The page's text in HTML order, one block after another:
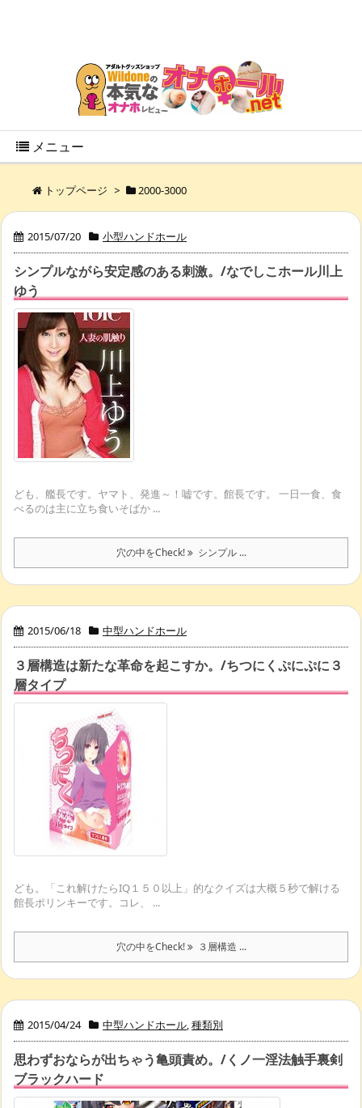
メニュー
トップページ > 2000-3000
2015/07/20 小型ハンドホール
シンプルながら安定感のある刺激。/なでしこホール川上
ゆう
ども、艦長です。ヤマト、発進～！嘘です。館長です。 一日一食、食
べるのは主に立ち食いそばか ...
穴の中をCheck! シンプル ...
2015/06/18 中型ハンドホール
３層構造は新たな革命を起こすか。/ちつにくぷにぷに３
層タイプ
ども。「これ解けたらIQ１５０以上」的なクイズは大概５秒で解ける
館長ポリンキーです。コレ、 ...
穴の中をCheck! ３層構造 ...
2015/04/24 中型ハンドホール,種類別
思わずおならが出ちゃう亀頭責め。/くノ一淫法触手裏剣
ブラックハード